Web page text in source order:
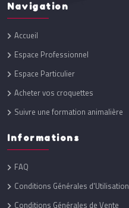
Navigation
Accueil
Espace Professionnel
Espace Particulier
Acheter vos croquettes
Suivre une formation animalière
Informations
FAQ
Conditions Générales d'Utilisation
Conditions Générales de Vente